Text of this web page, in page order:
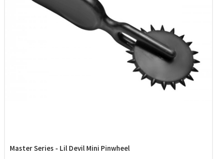
Master Series - Lil Devil Mini Pinwheel